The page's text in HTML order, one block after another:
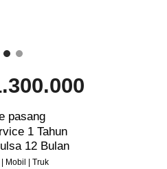
pasang
1 Tahun
12 Bulan
| Mobil | Truk